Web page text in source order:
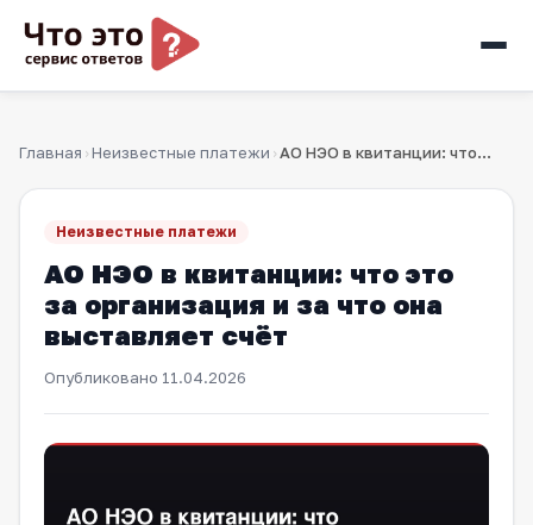
Главная › Неизвестные платежи › АО НЭО в квитанции: что это за организация и за что она выст…
Неизвестные платежи
АО НЭО в квитанции: что это
за организация и за что она
выставляет счёт
Опубликовано 11.04.2026